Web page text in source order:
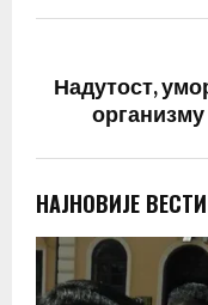
Надутост,
НАЈНОВИЈЕ ВЕСТИ